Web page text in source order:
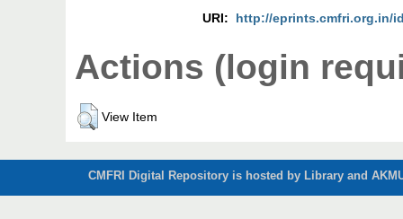
URI:
http://eprints.cmfri.org.in/
Actions (login
View Item
CMFRI Digital Repository is hosted by Library and